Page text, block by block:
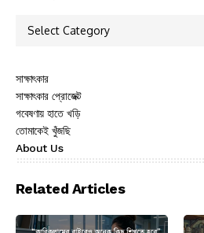
সাক্ষাৎকার
সাক্ষাৎকার প্রোজেক্ট
গবেষণায় হাতে খড়ি
তোমাকেই খুঁজছি
About Us
Related Articles